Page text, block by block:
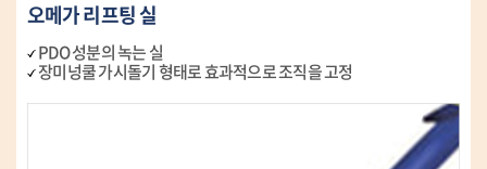
오메가 리프팅 실
PDO 성분의 녹는 실
장미넝쿨 가시돌기 형태로효과적으로 조직을 고정